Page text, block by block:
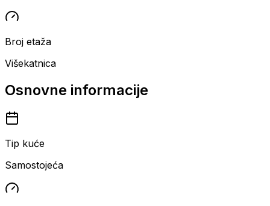
Broj etaža
Višekatnica
Osnovne informacije
Tip kuće
Samostojeća